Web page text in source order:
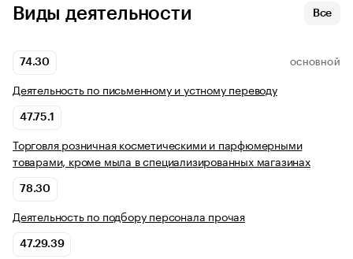
Виды деятельности Все
74.30 ОСНОВНОЙ
Деятельность по письменному и устному переводу
47.75.1
Торговля розничная косметическими и парфюмерными
товарами, кроме мыла в специализированных магазинах
78.30
Деятельность по подбору персонала прочая
47.29.39